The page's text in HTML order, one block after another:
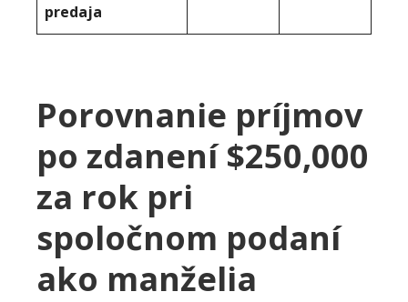
predaja
Porovnanie príjmov
po zdanení $250,000
za rok pri
spoločnom podaní
ako manželia